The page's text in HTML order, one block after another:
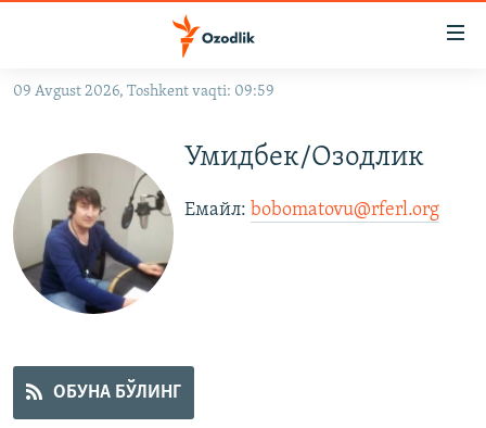
навигацияга
ўтинг
Қидиришга
ўтинг
OZODVIDEO
OZODARXIV
На русском
ИЖТИМОИЙ ТАРМОҚЛАР
09 Avgust 2026, Toshkent vaqti: 09:59
Умидбек/Озодлик
Емайл: ​ bobomatovu@rferl.org
ОБУНА БЎЛИНГ